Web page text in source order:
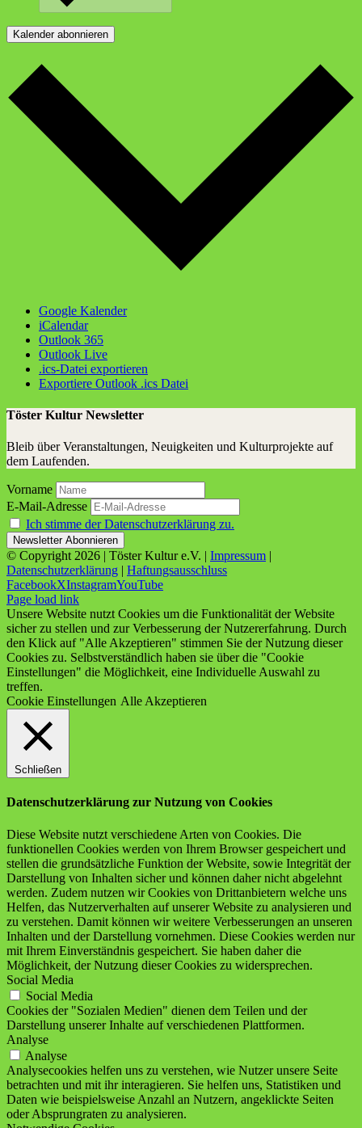
Kalender abonnieren
Google Kalender
iCalendar
Outlook 365
Outlook Live
.ics-Datei exportieren
Exportiere Outlook .ics Datei
Töster Kultur Newsletter
Bleib über Veranstaltungen, Neuigkeiten und Kulturprojekte auf
dem Laufenden.
Vorname
E-Mail-Adresse
Ich stimme der Datenschutzerklärung zu.
© Copyright 2026 | Töster Kultur e.V. | Impressum |
Datenschutzerklärung | Haftungsausschluss
FacebookXInstagramYouTube
Page load link
Unsere Website nutzt Cookies um die Funktionalität der Website
sicher zu stellen und zur Verbesserung der Nutzererfahrung. Durch
den Klick auf "Alle Akzeptieren" stimmen Sie der Nutzung dieser
Cookies zu. Selbstverständlich haben sie über die "Cookie
Einstellungen" die Möglichkeit, eine Individuelle Auswahl zu
treffen.
Cookie Einstellungen Alle Akzeptieren
Schließen
Datenschutzerklärung zur Nutzung von Cookies
Diese Website nutzt verschiedene Arten von Cookies. Die
funktionellen Cookies werden von Ihrem Browser gespeichert und
stellen die grundsätzliche Funktion der Website, sowie Integrität der
Darstellung von Inhalten sicher und können daher nicht abgelehnt
werden. Zudem nutzen wir Cookies von Drittanbietern welche uns
Helfen, das Nutzerverhalten auf unserer Website zu analysieren und
zu verstehen. Damit können wir weitere Verbesserungen an unseren
Inhalten und der Darstellung vornehmen. Diese Cookies werden nur
mit Ihrem Einverständnis gespeichert. Sie haben daher die
Möglichkeit, der Nutzung dieser Cookies zu widersprechen.
Social Media
Social Media
Cookies der "Sozialen Medien" dienen dem Teilen und der
Darstellung unserer Inhalte auf verschiedenen Plattformen.
Analyse
Analyse
Analysecookies helfen uns zu verstehen, wie Nutzer unsere Seite
betrachten und mit ihr interagieren. Sie helfen uns, Statistiken und
Daten wie beispielsweise Anzahl an Nutzern, angeklickte Seiten
oder Absprungraten zu analysieren.